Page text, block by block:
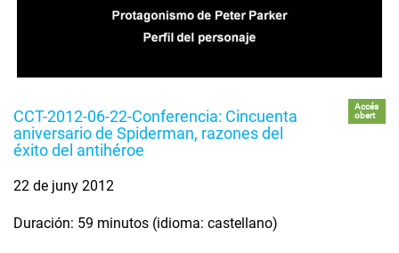
CCT-2012-06-22-Conferencia: Cincuenta
aniversario de Spiderman, razones del
éxito del antihéroe
Accés
obert
22 de juny 2012
Duración: 59 minutos (idioma: castellano)